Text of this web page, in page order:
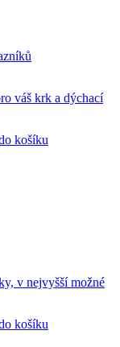
váš krk a dýchací
košíku
v nejvyšší možné
košíku